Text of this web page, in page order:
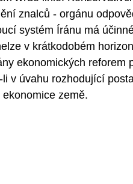
znalců - orgánu
systém Íránu má
v krátkodobém
ekonomických reforem
v úvahu rozhodující
země.